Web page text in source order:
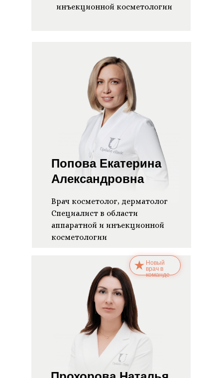
Попова Екатерина
Александровна
Врач косметолог, дерматолог
Специалист в области
аппаратной и инъекционной
косметологии
Новый
врач в
команде
инъекционной косметологии